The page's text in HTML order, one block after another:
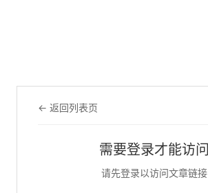
← 返回列表页
需要登录才能访问
请先登录以访问文章链接